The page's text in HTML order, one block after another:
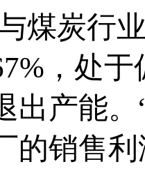
煤炭行
，处
出产能
的销售